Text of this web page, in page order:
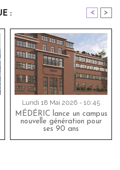
: < >
Lundi 18 Mai 2026 - 10:45
MÉDÉRIC lance un campus
nouvelle génération pour
ses 90 ans